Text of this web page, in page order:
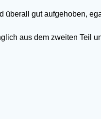
überall gut aufgehoben,
aus dem zweiten Teil